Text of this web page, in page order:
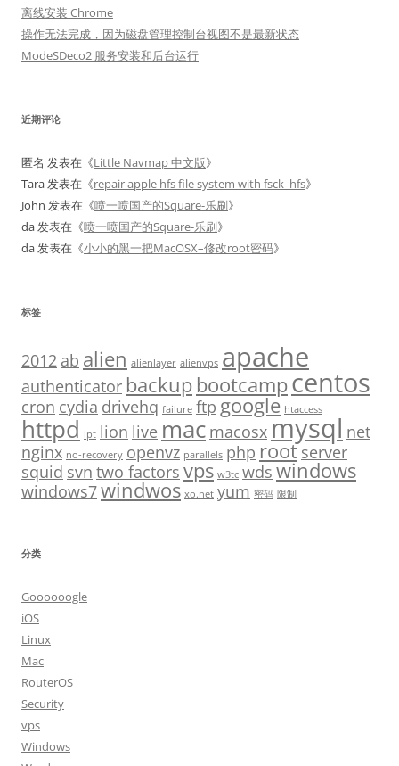
离线安装 Chrome
操作无法完成，因为磁盘管理控制台视图不是最新状态
ModeSDeco2 服务安装和后台运行
近期评论
匿名 发表在《Little Navmap 中文版》
Tara发表在《repair apple hfs file system with fsck_hfs》
John 发表在《喷一喷国产的Square-乐刷》
da发表在《喷一喷国产的Square-乐刷》
da发表在《小小的黑一把MacOSX–修改root密码》
标签
2012 ab alien alienlayer alienvps apache
authenticator backupbootcampcentos
cron cydia drivehq failure ftp google htaccess
httpd ipt lion live mac macosxmysql net
nginx no-recovery openvz parallels php root server
squid svn two factors vps w3tc wds windows
windows7windwos xo.net yum 密码 限制
分类
Goooooogle
iOS
Linux
Mac
RouterOS
Security
vps
Windows